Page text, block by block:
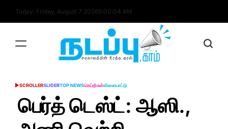
Today: Friday, August 7 20265:00:05 AM
POSTED
SCROLLERSLIDERTOP NEWSசெய்திகள்விளையாட்டு
பெர்த் டெஸ்ட்: ஆஸி.,